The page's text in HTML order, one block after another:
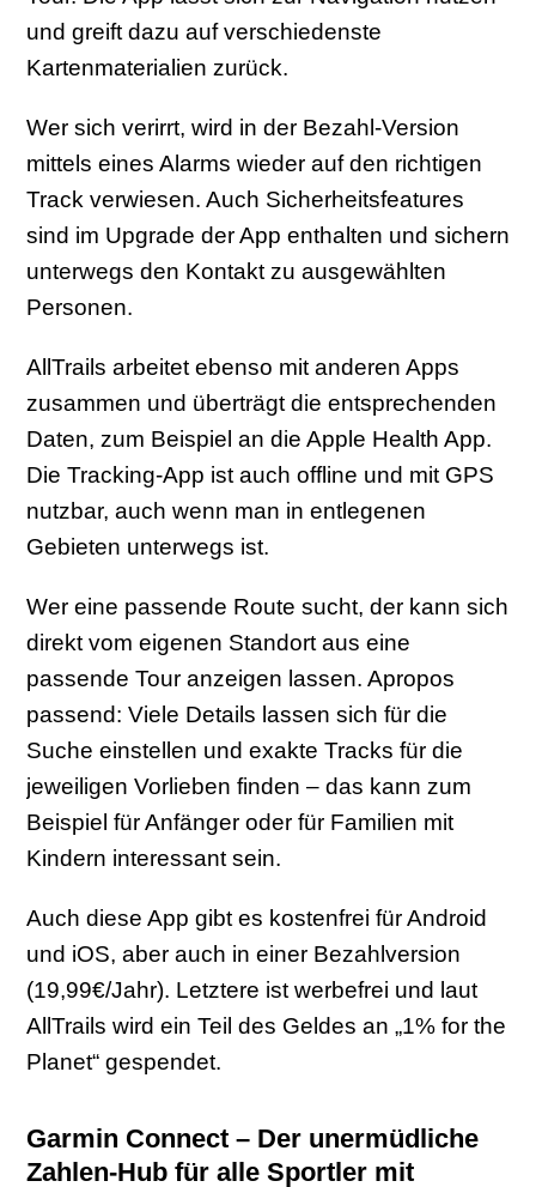
und greift dazu auf verschiedenste
Kartenmaterialien zurück.
Wer sich verirrt, wird in der Bezahl-Version
mittels eines Alarms wieder auf den richtigen
Track verwiesen. Auch Sicherheitsfeatures
sind im Upgrade der App enthalten und sichern
unterwegs den Kontakt zu ausgewählten
Personen.
AllTrails arbeitet ebenso mit anderen Apps
zusammen und überträgt die entsprechenden
Daten, zum Beispiel an die Apple Health App.
Die Tracking-App ist auch offline und mit GPS
nutzbar, auch wenn man in entlegenen
Gebieten unterwegs ist.
Wer eine passende Route sucht, der kann sich
direkt vom eigenen Standort aus eine
passende Tour anzeigen lassen. Apropos
passend: Viele Details lassen sich für die
Suche einstellen und exakte Tracks für die
jeweiligen Vorlieben finden – das kann zum
Beispiel für Anfänger oder für Familien mit
Kindern interessant sein.
Auch diese App gibt es kostenfrei für Android
und iOS, aber auch in einer Bezahlversion
(19,99€/Jahr). Letztere ist werbefrei und laut
AllTrails wird ein Teil des Geldes an „1% for the
Planet“ gespendet.
Garmin Connect – Der unermüdliche
Zahlen-Hub für alle Sportler mit